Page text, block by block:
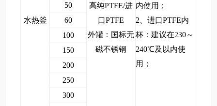
水热釜
高纯PTFE/进
口PTFE
外罐：国标无
磁不锈钢
内使用；
2、进口PTFE内
杯：建议在230～
240℃及以内使
用；
50
60
100
150
200
250
300